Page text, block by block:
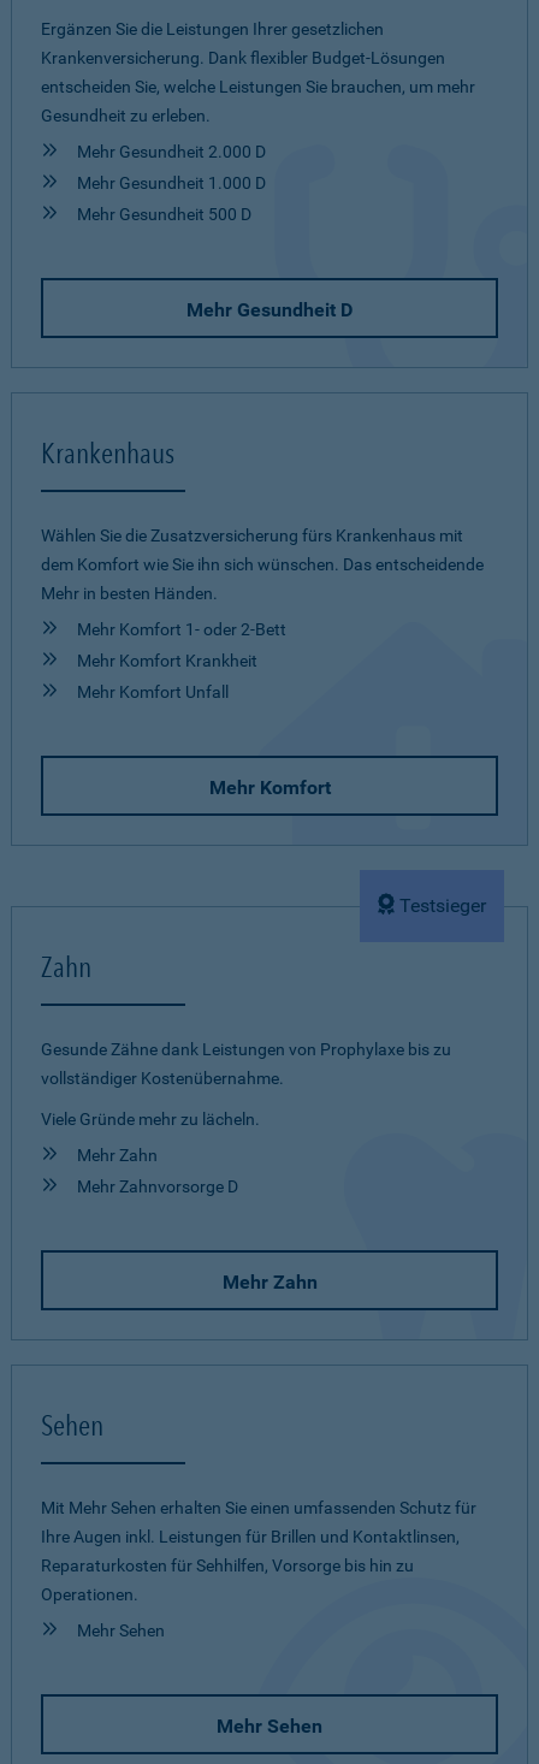
Ergänzen Sie die Leistungen Ihrer gesetzlichen
Krankenversicherung. Dank flexibler Budget-Lösungen
entscheiden Sie, welche Leistungen Sie brauchen, um mehr
Gesundheit zu erleben.
Mehr Gesundheit 2.000 D
Mehr Gesundheit 1.000 D
Mehr Gesundheit 500 D
Mehr Gesundheit D
Krankenhaus
Wählen Sie die Zusatzversicherung fürs Krankenhaus mit
dem Komfort wie Sie ihn sich wünschen. Das entscheidende
Mehr in besten Händen.
Mehr Komfort 1- oder 2-Bett
Mehr Komfort Krankheit
Mehr Komfort Unfall
Mehr Komfort
Testsieger
Zahn
Gesunde Zähne dank Leistungen von Prophylaxe bis zu
vollständiger Kostenübernahme.
Viele Gründe mehr zu lächeln.
Mehr Zahn
Mehr Zahnvorsorge D
Mehr Zahn
Sehen
Mit Mehr Sehen erhalten Sie einen umfassenden Schutz für
Ihre Augen inkl. Leistungen für Brillen und Kontaktlinsen,
Reparaturkosten für Sehhilfen, Vorsorge bis hin zu
Operationen.
Mehr Sehen
Mehr Sehen